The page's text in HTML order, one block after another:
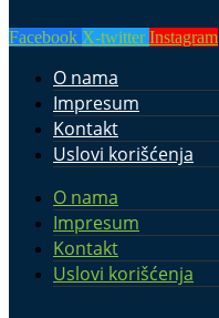
Facebook X-twitter Instagram
O nama
Impresum
Kontakt
Uslovi korišćenja
O nama
Impresum
Kontakt
Uslovi korišćenja